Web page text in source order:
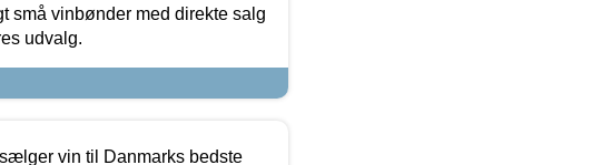
små vinbønder med direkte salg
udvalg.
vin til Danmarks bedste